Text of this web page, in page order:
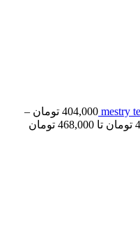
404,000 تومان –